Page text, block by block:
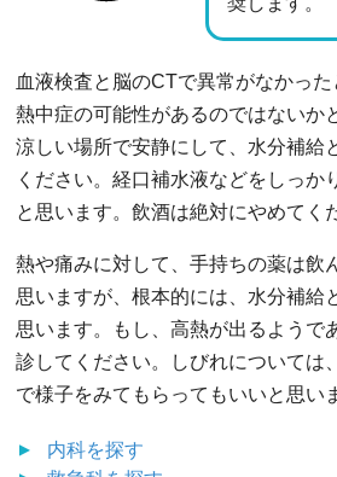
血液検査と脳のCTで異常がなかった
熱中症の可能性があるのではないか
涼しい場所で安静にして、水分補給
ください。経口補水液などをしっか
と思います。飲酒は絶対にやめてく
熱や痛みに対して、手持ちの薬は飲
思いますが、根本的には、水分補給
思います。もし、高熱が出るようで
診してください。しびれについては
で様子をみてもらってもいいと思い
内科を探す